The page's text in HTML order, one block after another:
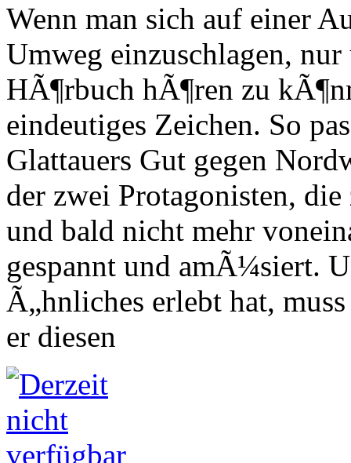
Wenn man sich auf einer
Umweg einzuschlagen,
HÃ¶rbuch hÃ¶ren zu
eindeutiges Zeichen. So
Glattauers Gut gegen
der zwei Protagonisten,
und bald nicht mehr
gespannt und amÃ¼siert.
Ã„hnliches erlebt hat,
er diesen